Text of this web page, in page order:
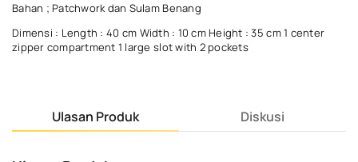
Bahan ; Patchwork dan Sulam Benang
Dimensi : Length : 40 cm Width : 10 cm Height : 35 cm 1 center
zipper compartment 1 large slot with 2 pockets
Ulasan Produk Diskusi